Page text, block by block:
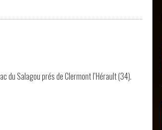
du Salagou prés de Clermont l’Hérault (34).